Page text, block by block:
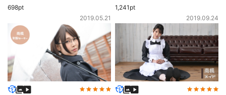
698pt
2019.05.21
装
1,241pt
2019.09.24